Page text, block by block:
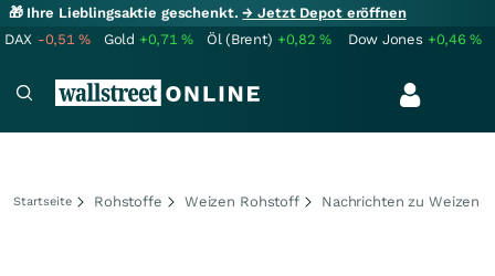
🎁 Ihre Lieblingsaktie geschenkt.→ Jetzt Depot eröffnen
DAX -0,51% Gold +0,71% Öl (Brent) +0,82% Dow Jones +0,46%
Startseite Rohstoffe Weizen Rohstoff Nachrichten zu Weizen